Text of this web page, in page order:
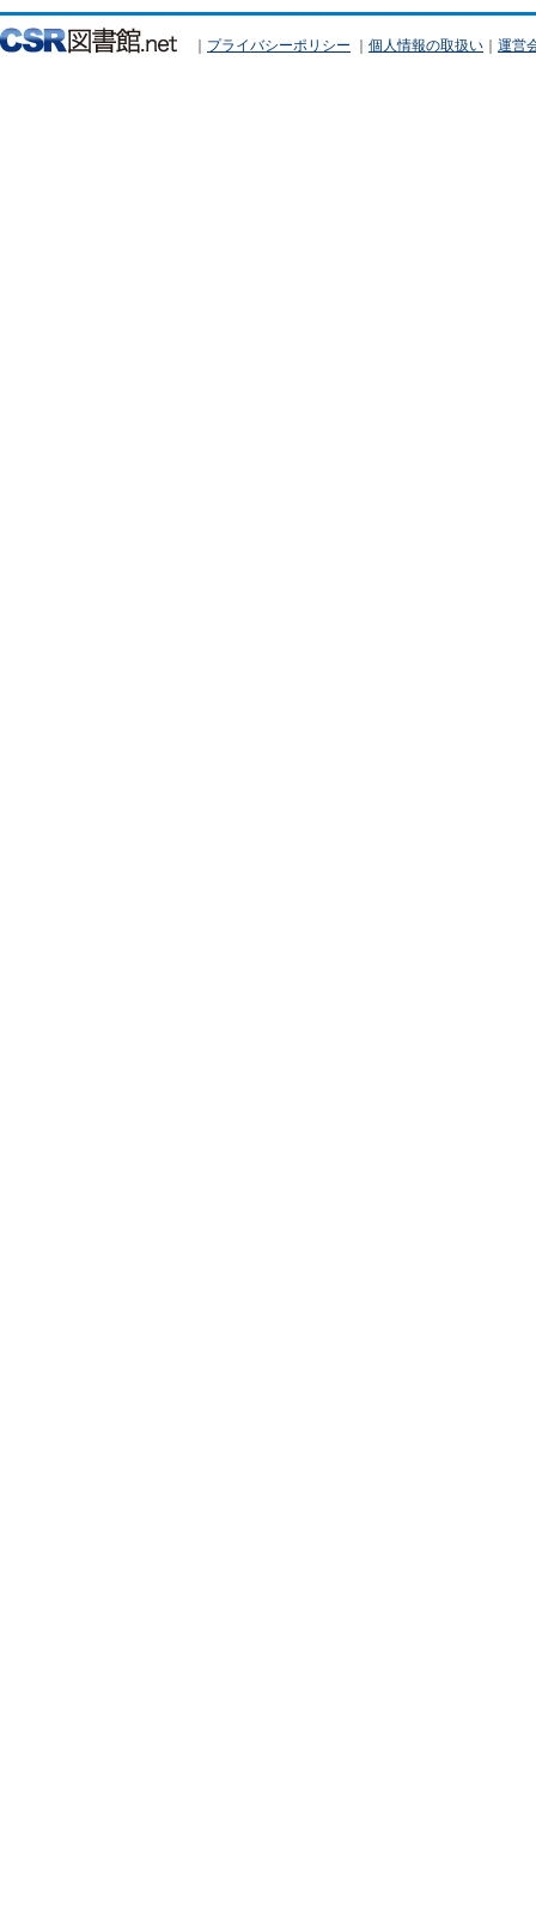
｜ プライバシーポリシー ｜ 個人情報の取扱い ｜ 運営